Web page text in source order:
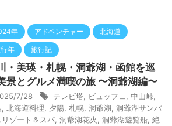
年 アドベンチャー 北海道
年 旅行記
・美瑛・札幌・洞爺湖・函館を巡
景とグルメ満喫の旅 〜洞爺湖編〜
7/28 テレビ塔 ビュッフェ 中山峠
北海道料理 夕陽 札幌 洞爺湖 洞爺湖サンパ
リゾート＆スパ 洞爺湖花火 洞爺湖遊覧船 絶